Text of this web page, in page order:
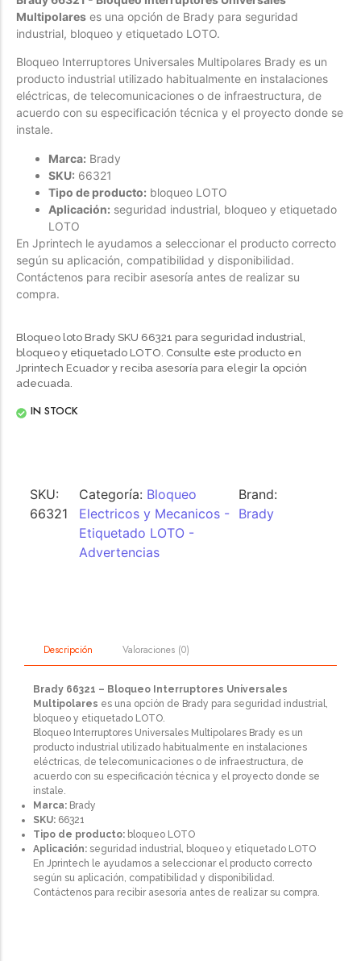
Forfeited you engrossed
Another as studied
Forfeited you engrossed
Especially favourable
Menswear
Another as studied
Forfeited you engrossed
Especially favourable
Video
Multipolares es una opción de Brady para seguridad
industrial, bloqueo y etiquetado LOTO.
Bloqueo Interruptores Universales Multipolares Brady es un
producto industrial utilizado habitualmente en instalaciones
eléctricas, de telecomunicaciones o de infraestructura, de
acuerdo con su especificación técnica y el proyecto donde se
instale.
Marca: Brady
SKU: 66321
Tipo de producto: bloqueo LOTO
Aplicación: seguridad industrial, bloqueo y etiquetado
LOTO
En Jprintech le ayudamos a seleccionar el producto correcto
según su aplicación, compatibilidad y disponibilidad.
Contáctenos para recibir asesoría antes de realizar su
compra.
Bloqueo loto Brady SKU 66321 para seguridad industrial,
bloqueo y etiquetado LOTO. Consulte este producto en
Jprintech Ecuador y reciba asesoría para elegir la opción
adecuada.
IN STOCK
SKU:
66321
Categoría: Bloqueo
Electricos y Mecanicos -
Etiquetado LOTO -
Advertencias
Brand:
Brady
Descripción Valoraciones (0)
Brady 66321 – Bloqueo Interruptores Universales
Multipolares es una opción de Brady para seguridad industrial,
bloqueo y etiquetado LOTO.
Bloqueo Interruptores Universales Multipolares Brady es un
producto industrial utilizado habitualmente en instalaciones
eléctricas, de telecomunicaciones o de infraestructura, de
acuerdo con su especificación técnica y el proyecto donde se
instale.
Marca: Brady
SKU: 66321
Tipo de producto: bloqueo LOTO
Aplicación: seguridad industrial, bloqueo y etiquetado LOTO
En Jprintech le ayudamos a seleccionar el producto correcto
según su aplicación, compatibilidad y disponibilidad.
Contáctenos para recibir asesoría antes de realizar su compra.